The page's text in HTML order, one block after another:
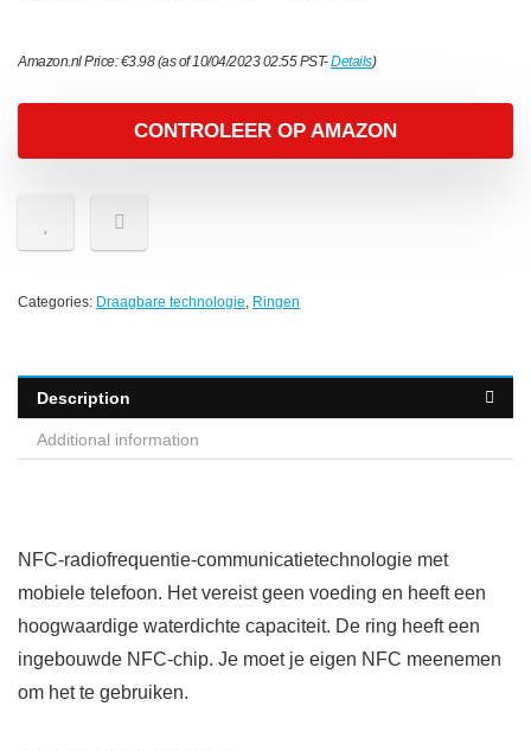
Amazon.nl Price:€3.98(as of 10/04/2023 02:55 PST-Details)
CONTROLEER OP AMAZON
Categories: Draagbare technologie, Ringen
Description
Additional information
NFC-radiofrequentie-communicatietechnologie met
mobiele telefoon. Het vereist geen voeding en heeft een
hoogwaardige waterdichte capaciteit. De ring heeft een
ingebouwde NFC-chip. Je moet je eigen NFC meenemen
om het te gebruiken.